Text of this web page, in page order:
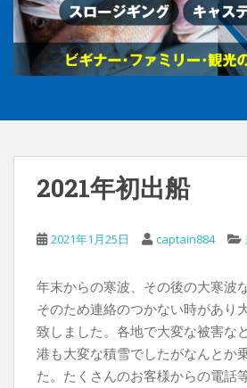
e
2021年初出船
2021年1月25日 captain884
年末からの寒波、その後の大寒波
そのため連絡のつかない時があり
致しました。各地で大変な被害な
港も大変な積雪でしたがなんとか
た。たくさんのお客様からの電話